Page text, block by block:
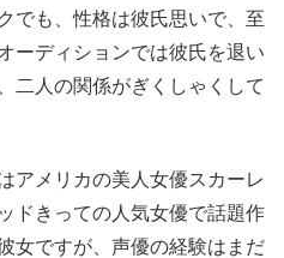
でも、性格は彼氏思いで、至
ーディションでは彼氏を退い
二人の関係がぎくしゃくして
アメリカの美人女優スカーレ
ドきっての人気女優で話題作
女ですが、声優の経験はまだ